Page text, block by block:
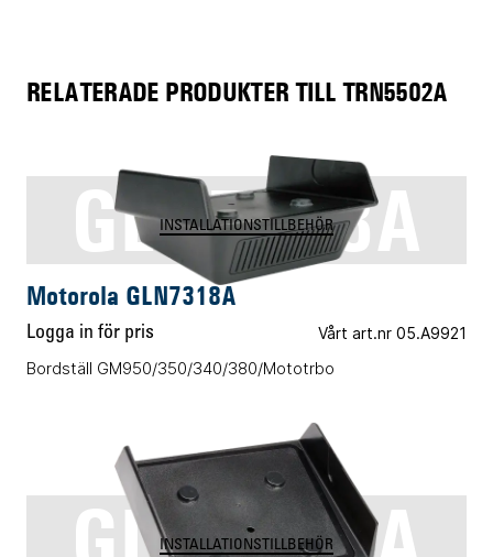
RELATERADE PRODUKTER TILL TRN5502A
GLN7318A
INSTALLATIONSTILLBEHÖR
Motorola GLN7318A
Logga in för pris Vårt art.nr 05.A9921
Bordställ GM950/350/340/380/Mototrbo
INSTALLATIONSTILLBEHÖR